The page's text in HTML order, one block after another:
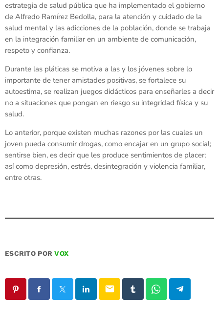
estrategia de salud pública que ha implementado el gobierno
de Alfredo Ramírez Bedolla, para la atención y cuidado de la
salud mental y las adicciones de la población, donde se trabaja
en la integración familiar en un ambiente de comunicación,
respeto y confianza.
Durante las pláticas se motiva a las y los jóvenes sobre lo
importante de tener amistades positivas, se fortalece su
autoestima, se realizan juegos didácticos para enseñarles a decir
no a situaciones que pongan en riesgo su integridad física y su
salud.
Lo anterior, porque existen muchas razones por las cuales un
joven pueda consumir drogas, como encajar en un grupo social;
sentirse bien, es decir que les produce sentimientos de placer;
así como depresión, estrés, desintegración y violencia familiar,
entre otras.
ESCRITO PORVOX
email